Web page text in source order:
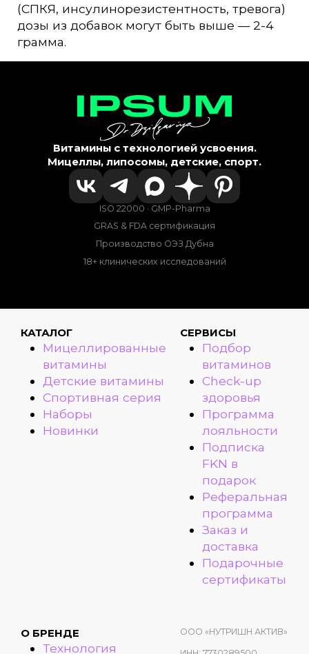
(СПКЯ, инсулинорезистентность, тревога)
дозы из добавок могут быть выше — 2-4
грамма.
Витамины с технологией усвоения.
Мицеллы, липосомы, детские, спорт.
ISO 22000 · GMP-Pharma
GRAS & FDA сертификация
Производство ОЭЗ Дубна
18+ клинических исследований
КАТАЛОГ
Мицеллированные
витамины
Детские витамины
Спортивная серия
Наборы
Новинки
СЕРВИСЫ
Подбор
витаминов
Check-up
здоровья
Программа
лояльности
Подписка
FKN в
подарок
Реферальная
программа
Заказ и
доставка
Подарочные
сертификаты
О БРЕНДЕ
Технология
ООО «НУТРИШН АКТИВ»